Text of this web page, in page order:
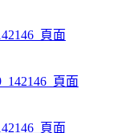
頁面
頁面